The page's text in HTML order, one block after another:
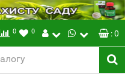
0 0 : 0